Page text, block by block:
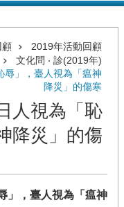
顧
2019年活動回顧
文化問 ‧ 診(2019年)
辱」，臺人視為「瘟神
降災」的傷寒
人視為「恥
降災」的傷
」，臺人視為「瘟神